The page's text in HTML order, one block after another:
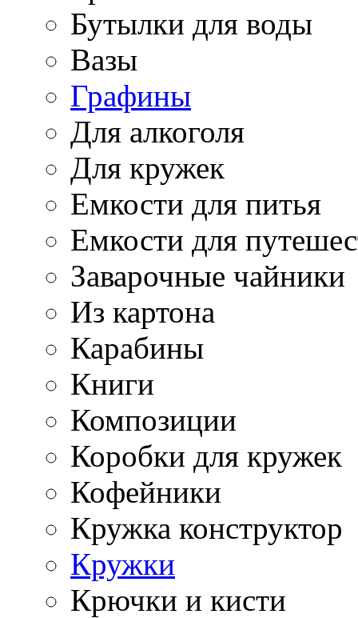
Бутылки для воды
Вазы
Графины
Для алкоголя
Для кружек
Емкости для питья
Емкости для
Заварочные чайники
Из картона
Карабины
Книги
Композиции
Коробки для кружек
Кофейники
Кружка конструктор
Кружки
Крючки и кисти